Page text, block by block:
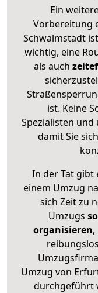
Ein
Vorbereitung
Schwalmstadt
wichtig, eine
als auch
ist. Keine
Spezialisten
damit Sie
In der Tat gibt
einem Umzug
sich Zeit zu
Umzugs
organisieren
Umzug von
durchgeführt